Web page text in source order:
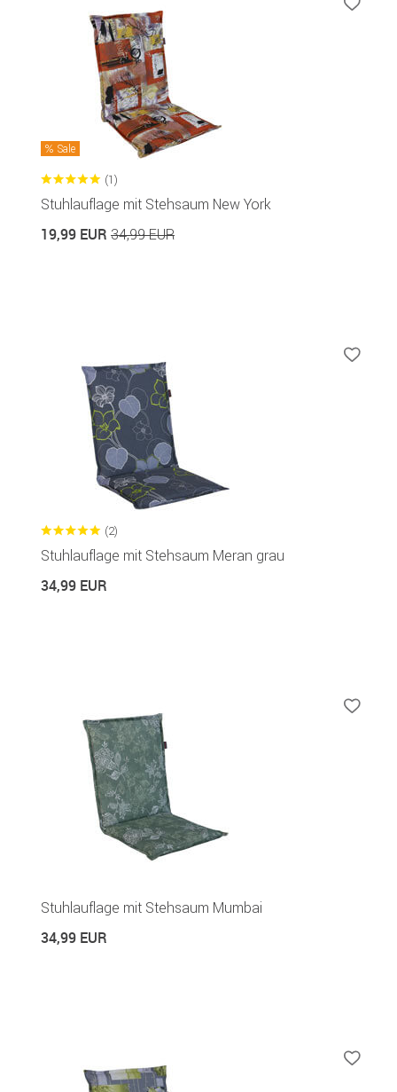
Sale
(1)
Stuhlauflage mit Stehsaum New York
19,99 EUR 34,99 EUR
(2)
Stuhlauflage mit Stehsaum Meran grau
34,99 EUR
Stuhlauflage mit Stehsaum Mumbai
34,99 EUR